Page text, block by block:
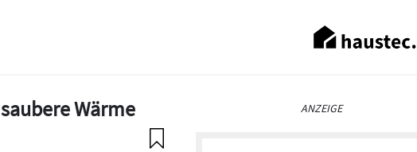
Wärme ANZEIGE